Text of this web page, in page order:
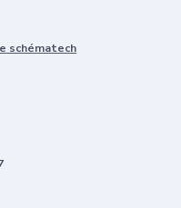
schématech